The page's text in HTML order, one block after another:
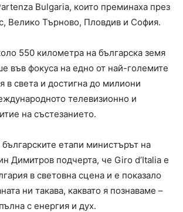
Bulgaria, които преминаха през
Велико Търново, Пловдив и София.
550 километра на българска земя
във фокуса на едно от най-големите
в света и достигна до милиони
телевизионно и
на състезанието.
етапи министърът на
Димитров подчерта, че Giro d’Italia е
в световна сцена и е показало
ни такава, каквато я познаваме –
с енергия и дух.